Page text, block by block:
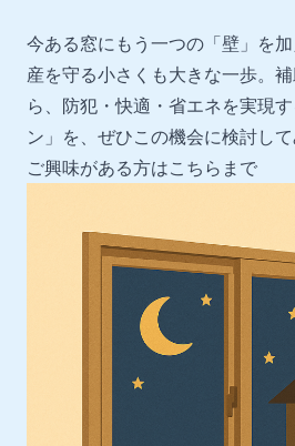
今ある窓にもう一つの「壁」を
産を守る小さくも大きな一歩。
ら、防犯・快適・省エネを実現
ン」を、ぜひこの機会に検討して
ご興味がある方はこちらまで